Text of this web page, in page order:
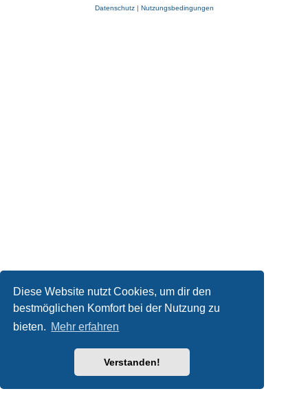
Diese Website nutzt Cookies, um dir den
bestmöglichen Komfort bei der Nutzung zu
bieten. Mehr erfahren
Verstanden!
Datenschutz| Nutzungsbedingungen